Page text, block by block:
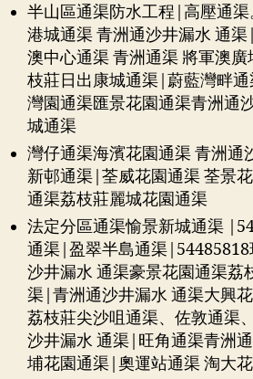
半山區通渠防水工程|高壓通
港城通渠 青洲通沙井漏水 通
澳中心通渠 青洲通渠 將軍澳
枝莊日出康城通渠|蔚藍灣畔
灣園通渠匯景花園通渠青洲通
城通渠
灣仔通渠海濱花園通渠 青洲
新邨通渠|荃威花園通渠 荃景
通渠荔枝莊麗城花園通渠
法定分區通渠愉景新城通渠
通渠|盈翠半島通渠
沙井漏水 通渠豪景花園通渠荔
渠|青洲通沙井漏水 通渠大興
荔枝莊尖沙咀通渠、佐敦通渠
沙井漏水 通渠|旺角通渠青洲
埔花園通渠|奧運站通渠 淘大